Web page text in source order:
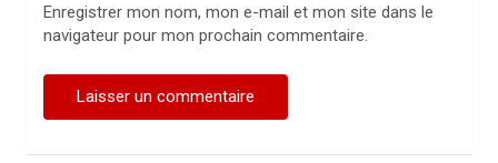
Enregistrer mon nom, mon e-mail et mon site dans le
navigateur pour mon prochain commentaire.